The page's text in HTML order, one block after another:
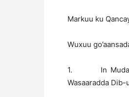
Markuu ku
Wuxuu
1. In Mudane,
Wasaaradda